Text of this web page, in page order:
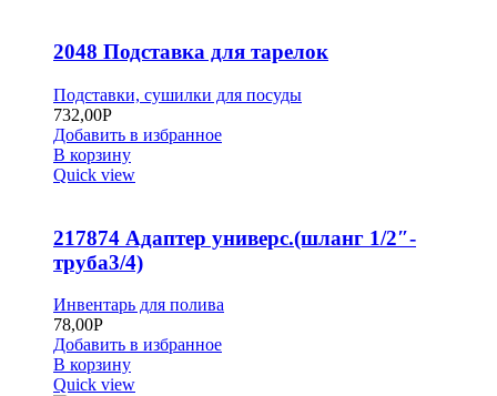
2048 Подставка для тарелок
Подставки, сушилки для посуды
732,00Р
Добавить в избранное
В корзину
Quick view
217874 Адаптер универс.(шланг 1/2″-
труба3/4)
Инвентарь для полива
78,00Р
Добавить в избранное
В корзину
Quick view